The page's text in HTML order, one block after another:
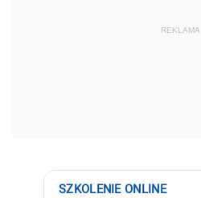
REKLAMA
SZKOLENIE ONLINE